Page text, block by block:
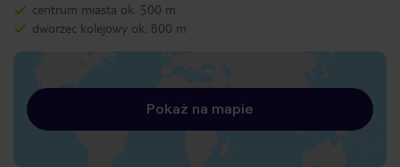
centrum miasta ok. 500 m
dworzec kolejowy ok. 800 m
Pokaż na mapie